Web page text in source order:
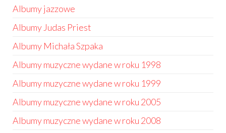
Albumy jazzowe
Albumy Judas Priest
Albumy Michała Szpaka
Albumy muzyczne wydane w roku 1998
Albumy muzyczne wydane w roku 1999
Albumy muzyczne wydane w roku 2005
Albumy muzyczne wydane w roku 2008